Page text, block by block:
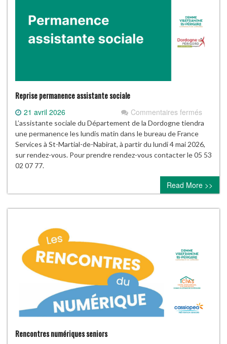
Reprise permanence assistante sociale
21 avril 2026 Commentaires ferméssur
Reprise
sociale
L’assistante sociale du Département de la Dordogne tiendra
une permanence les lundis matin dans le bureau de France
Services à St-Martial-de-Nabirat, à partir du lundi 4 mai 2026,
sur rendez-vous. Pour prendre rendez-vous contacter le 05 53
02 07 77.
Read More >>
Rencontres numériques seniors